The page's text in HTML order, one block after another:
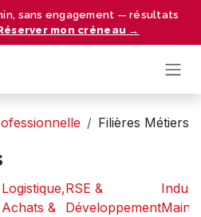
sans engagement — résultats
mon créneau →
Filières Métiers
Logistique,
Achats &
RSE &
Développement